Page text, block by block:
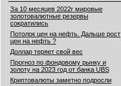
За 10 месяцев 2022г мировые
золотовалютные резервы
сократились
Потолок цен на нефть. Дальше рост
цен на нефть ?
Доллар теряет свой вес
Прогноз по фондовому рынку и
золоту на 2023 год от банка UBS
Криптовалюты заметно подросли